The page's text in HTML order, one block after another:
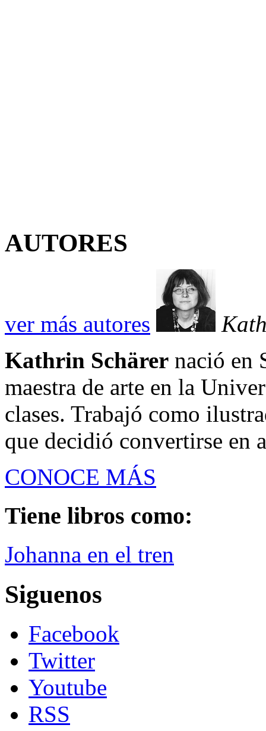
AUTORES
ver más autores
Kathrin Schärer nació en
maestra de arte en la
clases. Trabajó como
que decidió convertirse en
CONOCE MÁS
Tiene libros como:
Johanna en el tren
Siguenos
Facebook
Twitter
Youtube
RSS